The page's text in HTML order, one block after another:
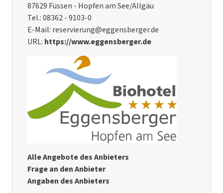
87629 Füssen - Hopfen am See/Allgäu
Tel.: 08362 - 9103-0
E-Mail: reservierung@eggensberger.de
URL: https://www.eggensberger.de
Alle Angebote des Anbieters
Frage an den Anbieter
Angaben des Anbieters